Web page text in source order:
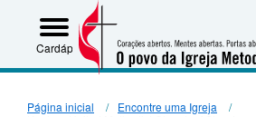
Cardápio
Página inicial
Encontre uma Igreja